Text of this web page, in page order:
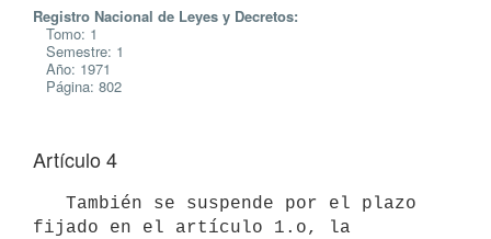
Registro Nacional de Leyes y Decretos:
Tomo: 1
Semestre: 1
Año: 1971
Página: 802
Artículo 4
fijado en el artículo 1.o, la